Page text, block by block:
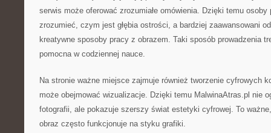
serwis może oferować zrozumiałe omówienia. Dzięki temu osoby
zrozumieć, czym jest głębia ostrości, a bardziej zaawansowani
kreatywne sposoby pracy z obrazem. Taki sposób prowadzenia
pomocna w codziennej nauce.
Na stronie ważne miejsce zajmuje również tworzenie cyfrowych
może obejmować wizualizacje. Dzięki temu MalwinaAtras.pl nie
fotografii, ale pokazuje szerszy świat estetyki cyfrowej. To
obraz często funkcjonuje na styku grafiki.